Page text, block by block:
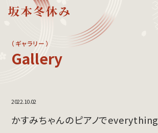
プロフィール
略歴と活動紹介
公演・イベント
メディア出演
スケジュール
（ギャラリー）
gallery
2022.10.02
かすみちゃんのピアノでeverything